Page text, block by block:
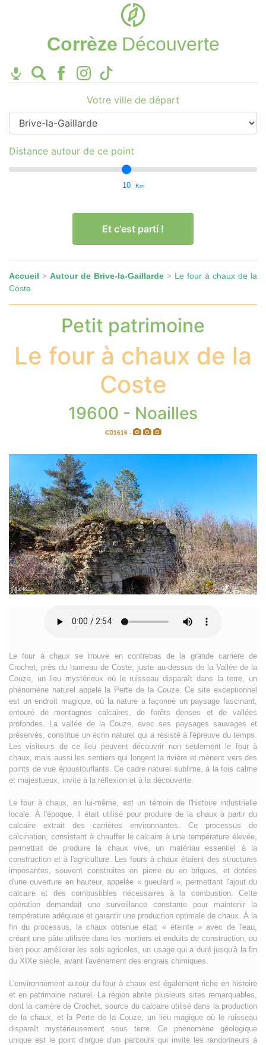
Corrèze Découverte
Votre ville de départ
Distance autour de ce point
10 Km
Et c'est parti !
Accueil > Autour de Brive-la-Gaillarde > Le four à chaux de la
Coste
Petit patrimoine
Le four à chaux de la
Coste
19600 - Noailles
CD1616 -
Le four à chaux se trouve en contrebas de la grande carrière de
Crochet, près du hameau de Coste, juste au-dessus de la Vallée de la
Couze, un lieu mystérieux où le ruisseau disparaît dans la terre, un
phénomène naturel appelé la Perte de la Couze. Ce site exceptionnel
est un endroit magique, où la nature a façonné un paysage fascinant,
entouré de montagnes calcaires, de forêts denses et de vallées
profondes. La vallée de la Couze, avec ses paysages sauvages et
préservés, constitue un écrin naturel qui a résisté à l'épreuve du temps.
Les visiteurs de ce lieu peuvent découvrir non seulement le four à
chaux, mais aussi les sentiers qui longent la rivière et mènent vers des
points de vue époustouflants. Ce cadre naturel sublime, à la fois calme
et majestueux, invite à la réflexion et à la découverte.
Le four à chaux, en lui-même, est un témoin de l'histoire industrielle
locale. À l'époque, il était utilisé pour produire de la chaux à partir du
calcaire extrait des carrières environnantes. Ce processus de
calcination, consistant à chauffer le calcaire à une température élevée,
permettait de produire la chaux vive, un matériau essentiel à la
construction et à l'agriculture. Les fours à chaux étaient des structures
imposantes, souvent construites en pierre ou en briques, et dotées
d'une ouverture en hauteur, appelée « gueulard », permettant l'ajout du
calcaire et des combustibles nécessaires à la combustion. Cette
opération demandait une surveillance constante pour maintenir la
température adéquate et garantir une production optimale de chaux. À la
fin du processus, la chaux obtenue était « éteinte » avec de l'eau,
créant une pâte utilisée dans les mortiers et enduits de construction, ou
bien pour améliorer les sols agricoles, un usage qui a duré jusqu'à la fin
du XIXe siècle, avant l'avènement des engrais chimiques.
L'environnement autour du four à chaux est également riche en histoire
et en patrimoine naturel. La région abrite plusieurs sites remarquables,
dont la carrière de Crochet, source du calcaire utilisé dans la production
de la chaux, et la Perte de la Couze, un lieu magique où le ruisseau
disparaît mystérieusement sous terre. Ce phénomène géologique
unique est le point d'orgue d'un parcours qui invite les randonneurs à